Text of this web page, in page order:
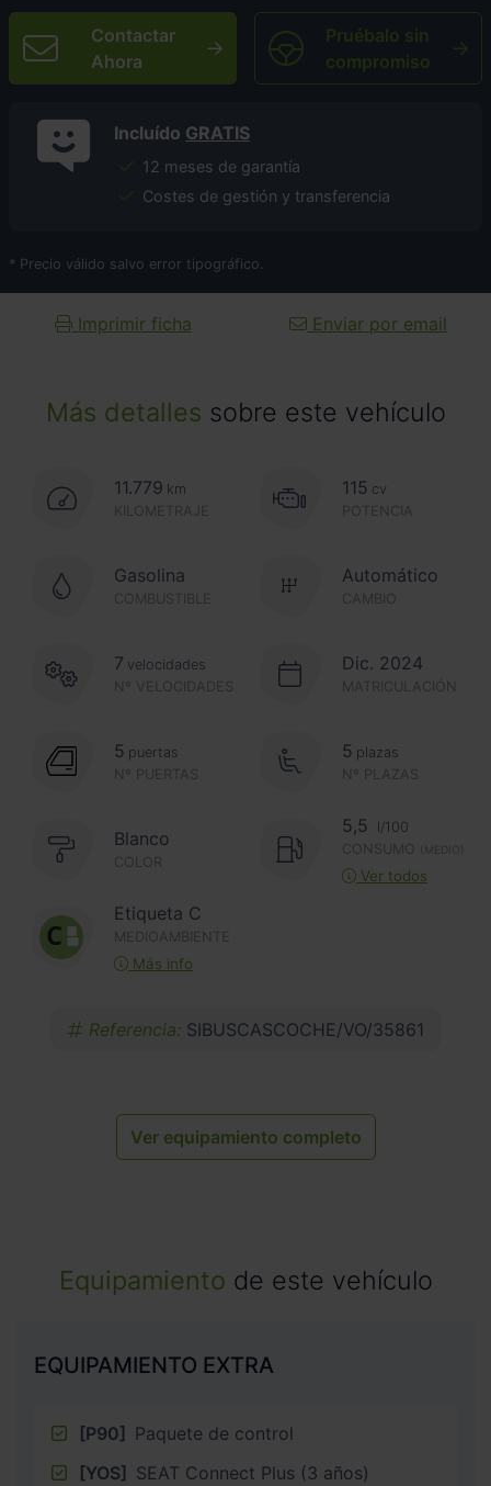
Más detalles sobre este vehículo
11.779 km
KILOMETRAJE
115 cv
POTENCIA
Gasolina
COMBUSTIBLE CAMBIO
Automático
Nº VELOCIDADES
7 velocidades Dic. 2024
MATRICULACIÓN
Nº PUERTAS
5 puertas
Nº PLAZAS
5 plazas
Blanco
COLOR
5,5
l/100
CONSUMO
(MEDIO)
Ver todos
Etiqueta C
MEDIOAMBIENTE
Más info
Referencia: SIBUSCASCOCHE/VO/35861
Ver equipamiento completo
Contactar
Ahora
Pruébalo sin
compromiso
Incluído GRATIS
12 meses de garantía
Costes de gestión y transferencia
* Precio válido salvo error tipográfico.
Imprimir ficha Enviar por email
Equipamiento de este vehículo
EQUIPAMIENTO EXTRA
[P90] Paquete de control
[YOS] SEAT Connect Plus (3 años)